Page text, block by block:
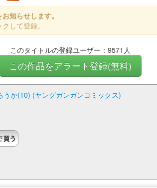
知らせします。
して登録。
このタイトルの登録ユーザー：9571人
この作品をアラート登録(無料)
か(10) (ヤングガンガンコミックス)